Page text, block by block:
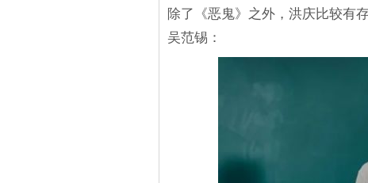
除了《恶鬼》之外，洪庆比较有
吴范锡：